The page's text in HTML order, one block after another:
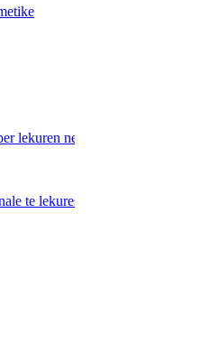
te lekures